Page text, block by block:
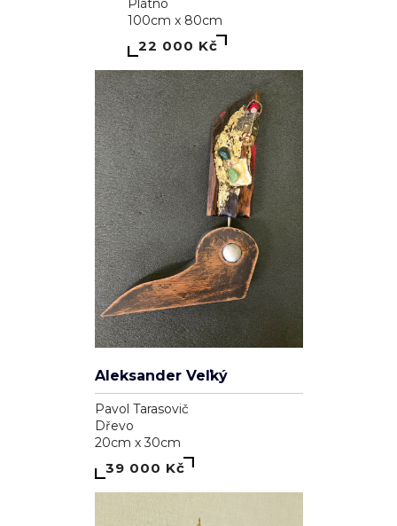
Genesis
Dominika Brynzej
Plátno
55cm x 75cm
7 000 Kč
Spleť
Ľudovít Ševčík
100cm x 80cm